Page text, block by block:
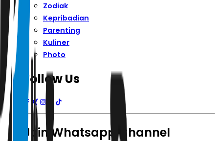
Zodiak
Kepribadian
Parenting
Kuliner
Photo
Follow Us
Join Whatsapp Channel